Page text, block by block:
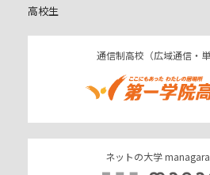
高校生
通信制高校（広域通信・単
ネットの大学